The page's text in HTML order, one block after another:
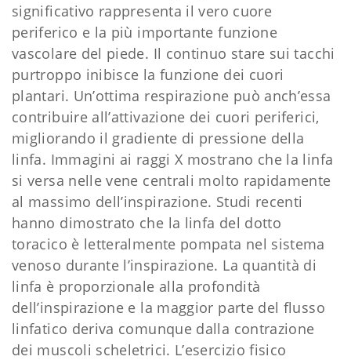
significativo rappresenta il vero cuore
periferico e la più importante funzione
vascolare del piede. Il continuo stare sui tacchi
purtroppo inibisce la funzione dei cuori
plantari. Un’ottima respirazione può anch’essa
contribuire all’attivazione dei cuori periferici,
migliorando il gradiente di pressione della
linfa. Immagini ai raggi X mostrano che la linfa
si versa nelle vene centrali molto rapidamente
al massimo dell’inspirazione. Studi recenti
hanno dimostrato che la linfa del dotto
toracico è letteralmente pompata nel sistema
venoso durante l’inspirazione. La quantità di
linfa è proporzionale alla profondità
dell’inspirazione e la maggior parte del flusso
linfatico deriva comunque dalla contrazione
dei muscoli scheletrici. L’esercizio fisico